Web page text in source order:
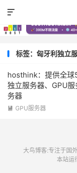

标签：匈牙利独立
hosthink：提供全球
独立服务器、GPU
务器
 GPU服务器
大鸟博客:专注于国
本站运